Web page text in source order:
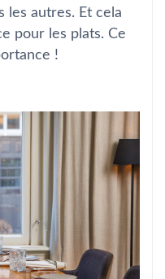
les autres. Et cela
pour les plats. Ce
!